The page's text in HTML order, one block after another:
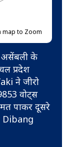
map to Zoom
असेंबली के
प्रदेश
ने जीरो
वोट्स
पाकर दूसरे
Dibang